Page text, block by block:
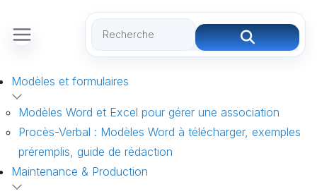
Modèles et formulaires
Modèles Word et Excel pour gérer une association
Procès-Verbal : Modèles Word à télécharger, exemples
préremplis, guide de rédaction
Maintenance & Production